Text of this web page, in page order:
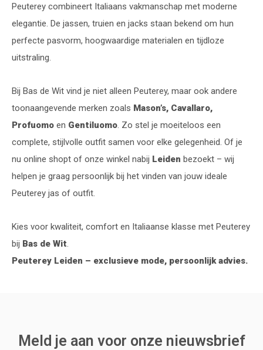
Peuterey combineert Italiaans vakmanschap met moderne
elegantie. De jassen, truien en jacks staan bekend om hun
perfecte pasvorm, hoogwaardige materialen en tijdloze
uitstraling.
Bij Bas de Wit vind je niet alleen Peuterey, maar ook andere
toonaangevende merken zoals Mason’s, Cavallaro,
Profuomo en Gentiluomo. Zo stel je moeiteloos een
complete, stijlvolle outfit samen voor elke gelegenheid. Of je
nu online shopt of onze winkel nabij Leiden bezoekt – wij
helpen je graag persoonlijk bij het vinden van jouw ideale
Peuterey jas of outfit.
Kies voor kwaliteit, comfort en Italiaanse klasse met Peuterey
bij Bas de Wit.
Peuterey Leiden – exclusieve mode, persoonlijk advies.
Meld je aan voor onze nieuwsbrief